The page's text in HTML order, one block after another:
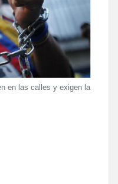
en las calles y exigen la